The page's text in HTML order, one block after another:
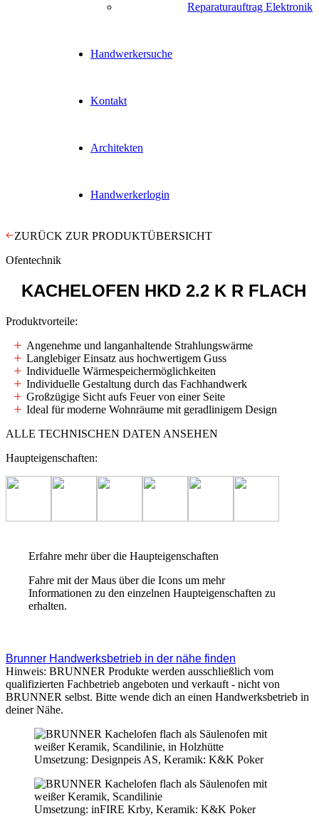
Reparaturauftrag Elektronik
Handwerkersuche
Kontakt
Architekten
Handwerkerlogin
ZURÜCK ZUR PRODUKTÜBERSICHT
Ofentechnik
KACHELOFEN HKD 2.2 K R FLACH
Produktvorteile:
Angenehme und langanhaltende Strahlungswärme
Langlebiger Einsatz aus hochwertigem Guss
Individuelle Wärmespeichermöglichkeiten
Individuelle Gestaltung durch das Fachhandwerk
Großzügige Sicht aufs Feuer von einer Seite
Ideal für moderne Wohnräume mit geradlinigem Design
ALLE TECHNISCHEN DATEN ANSEHEN
Haupteigenschaften:
Erfahre mehr über die Haupteigenschaften
Fahre mit der Maus über die Icons um mehr
Informationen zu den einzelnen Haupteigenschaften zu
erhalten.
Brunner Handwerksbetrieb in der nähe finden
Hinweis: BRUNNER Produkte werden ausschließlich vom
qualifizierten Fachbetrieb angeboten und verkauft - nicht von
BRUNNER selbst. Bitte wende dich an einen Handwerksbetrieb in
deiner Nähe.
Umsetzung: Designpeis AS, Keramik: K&K Poker
Umsetzung: inFIRE Krby, Keramik: K&K Poker